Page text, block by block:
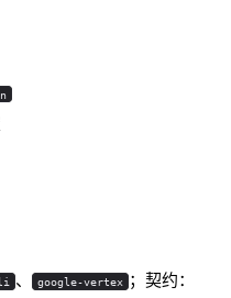
、 google-vertex ；契约：